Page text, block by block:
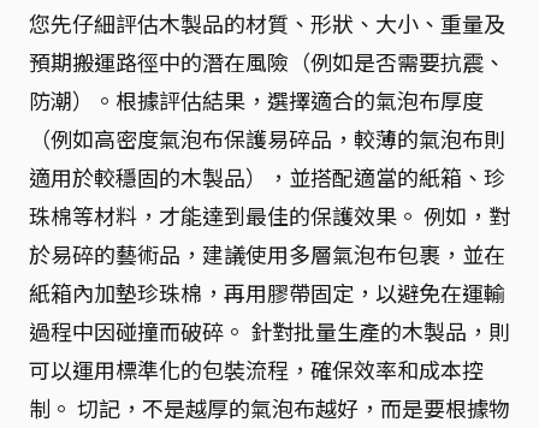
您先仔細評估木製品的材質、形狀、大小、重量及
預期搬運路徑中的潛在風險（例如是否需要抗震、
防潮）。根據評估結果，選擇適合的氣泡布厚度
（例如高密度氣泡布保護易碎品，較薄的氣泡布則
適用於較穩固的木製品），並搭配適當的紙箱、珍
珠棉等材料，才能達到最佳的保護效果。 例如，對
於易碎的藝術品，建議使用多層氣泡布包裹，並在
紙箱內加墊珍珠棉，再用膠帶固定，以避免在運輸
過程中因碰撞而破碎。 針對批量生產的木製品，則
可以運用標準化的包裝流程，確保效率和成本控
制。 切記，不是越厚的氣泡布越好，而是要根據物